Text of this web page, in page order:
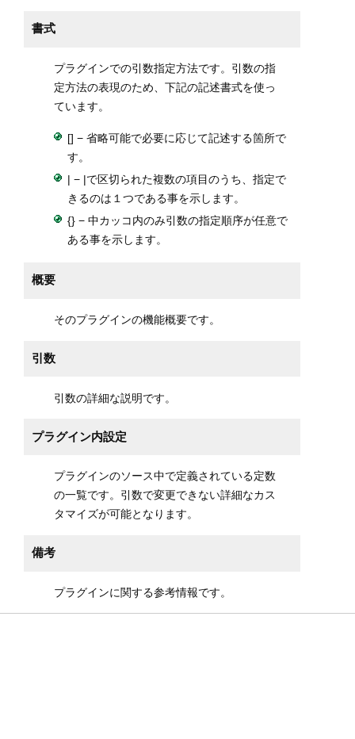
書式
プラグインでの引数指定方法です。引数の指
定方法の表現のため、下記の記述書式を使っ
ています。
[] − 省略可能で必要に応じて記述する箇所で
す。
| − |で区切られた複数の項目のうち、指定で
きるのは１つである事を示します。
{} − 中カッコ内のみ引数の指定順序が任意で
ある事を示します。
概要
そのプラグインの機能概要です。
引数
引数の詳細な説明です。
プラグイン内設定
プラグインのソース中で定義されている定数
の一覧です。引数で変更できない詳細なカス
タマイズが可能となります。
備考
プラグインに関する参考情報です。